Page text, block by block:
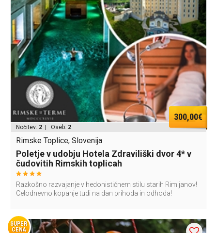
300,00€
Nočitev: 2 | Oseb: 2
Rimske Toplice, Slovenija
Poletje v udobju Hotela Zdraviliški dvor 4* v
čudovitih Rimskih toplicah
Razkošno razvajanje v hedonističnem stilu starih Rimljanov!
Celodnevno kopanje tudi na dan prihoda in odhoda!
SUPER
CENA